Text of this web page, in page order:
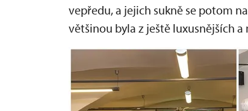
vepředu, a jejich sukně se potom
většinou byla z ještě luxusnějších